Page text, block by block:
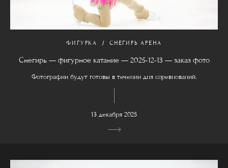
ФИГУРКА СНЕГИРЬ АРЕНА
Снегирь — фигурное катание — 2025-12-13 — заказ фото
Фотографии будут готовы в течении дня соревнований.
13 декабря 2025